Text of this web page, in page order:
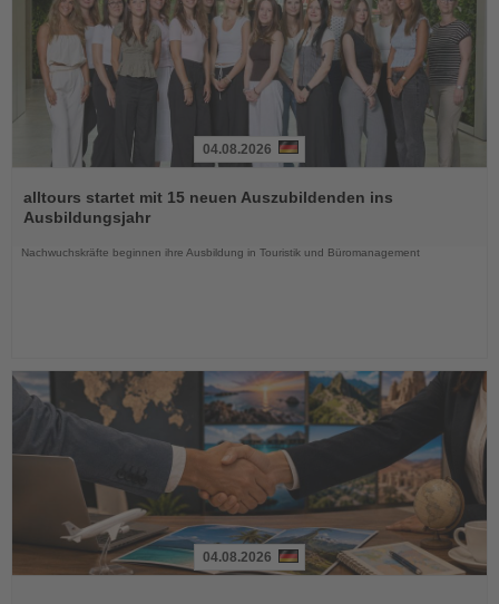
Sie
die
04.08.2026
alltours startet mit 15 neuen Auszubildenden ins
Ausbildungsjahr
Nachwuchskräfte beginnen ihre Ausbildung in Touristik und Büromanagement
04.08.2026